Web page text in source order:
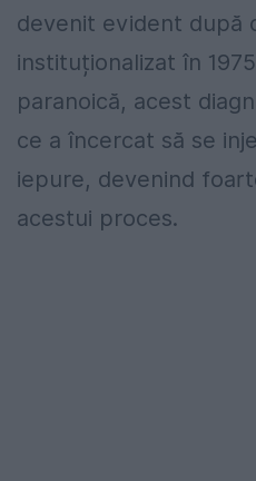
devenit evident după
instituționalizat în
paranoică, acest
ce a încercat să se
iepure, devenind
acestui proces.